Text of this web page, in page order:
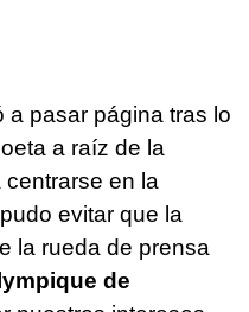
a pasar página tras lo
a raíz de la
en la
evitar que la
la rueda de prensa
de